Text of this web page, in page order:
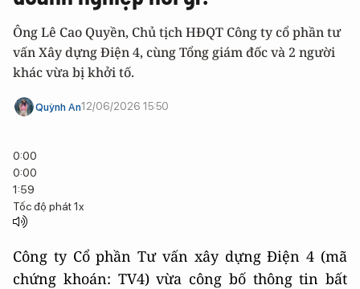
Ông Lê Cao Quyền, Chủ tịch HĐQT Công ty cổ phần tư
vấn Xây dựng Điện 4, cùng Tổng giám đốc và 2 người
khác vừa bị khởi tố.
Quỳnh An12/06/2026 15:50
0:00
0:00
1:59
Tốc độ phát1x
Công ty Cổ phần Tư vấn xây dựng Điện 4 (mã
chứng khoán: TV4) vừa công bố thông tin bất